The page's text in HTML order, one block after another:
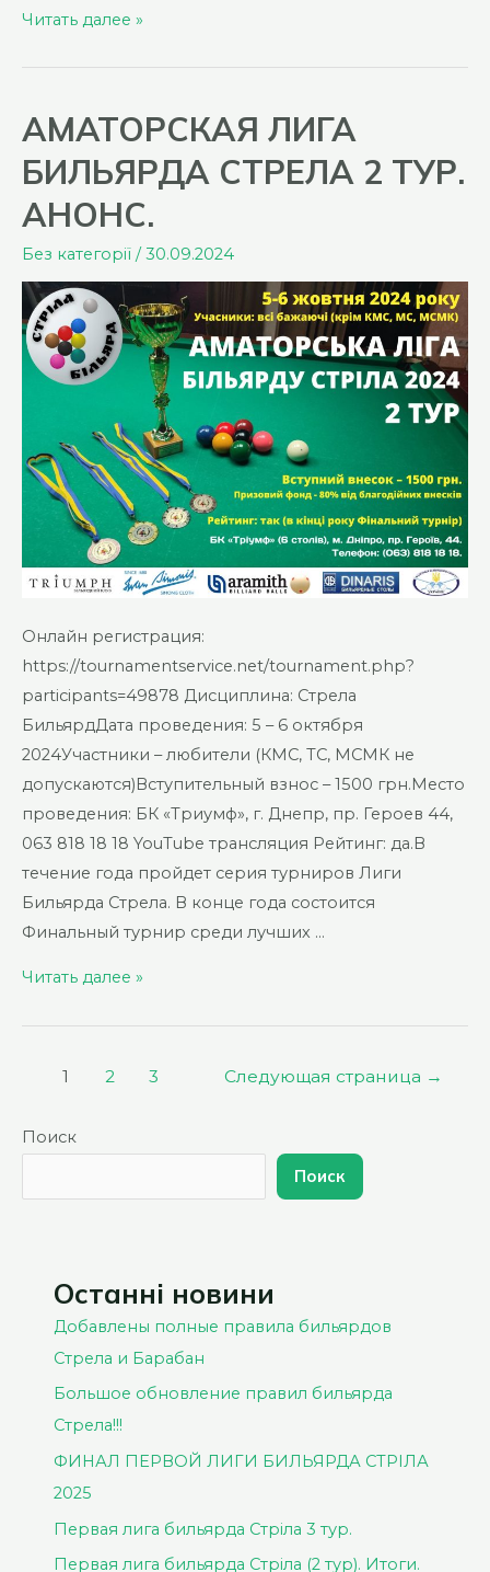
АМАТОРСКАЯ
2
ТУР.
Читать далее »
АМАТОРСКАЯ ЛИГА
БИЛЬЯРДА СТРЕЛА 2 ТУР.
АНОНС.
Без категорії /30.09.2024
Онлайн регистрация:
https://tournamentservice.net/tournament.php?
participants=49878 Дисциплина: Стрела
БильярдДата проведения: 5 – 6 октября
2024Участники – любители (КМС, ТС, МСМК не
допускаются)Вступительный взнос – 1500 грн.Место
проведения: БК «Триумф», г. Днепр, пр. Героев 44,
063 818 18 18 YouTube трансляция Рейтинг: да.В
течение года пройдет серия турниров Лиги
Бильярда Стрела. В конце года состоится
Финальный турнир среди лучших …
АМАТОРСКАЯ
АНОНС.
Читать далее »
Пагинация
1 2 3 Следующая страница →
Поиск
Поиск
Останні новини
Добавлены полные правила бильярдов
Стрела и Барабан
Большое обновление правил бильярда
Стрела!!!
ФИНАЛ ПЕРВОЙ ЛИГИ БИЛЬЯРДА СТРІЛА
2025
Первая лига бильярда Стріла 3 тур.
Первая лига бильярда Стріла (2 тур). Итоги.